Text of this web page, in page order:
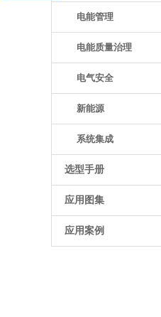
电能管理
电能质量治理
电气安全
新能源
系统集成
选型手册
应用图集
应用案例